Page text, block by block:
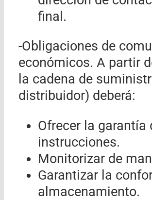
final.
-Obligaciones de
económicos. A partir
la cadena de
distribuidor) deberá:
Ofrecer la garantía
instrucciones.
Monitorizar de
Garantizar la
almacenamiento.